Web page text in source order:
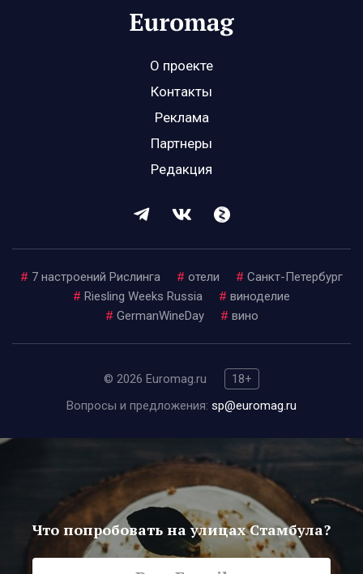
О проекте
Контакты
Реклама
Партнеры
Редакция
# 7 настроений Рислинга # отели # Санкт-Петербург
# Riesling Weeks Russia # виноделие
# GermanWineDay # вино
© 2026 Euromag.ru
18+
Вопросы и предложения: sp@euromag.ru
Что попробовать на улицах Стамбула?